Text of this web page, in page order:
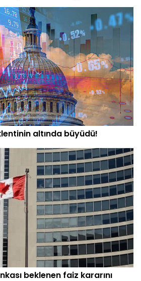
altında büyüdü!
beklenen faiz kararını